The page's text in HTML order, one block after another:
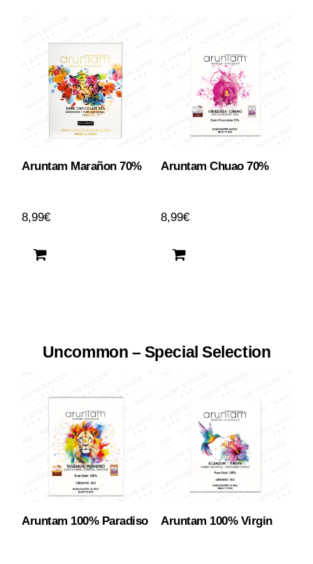
Aruntam Marañon 70%
8,99€
Aruntam Chuao 70%
8,99€
Uncommon – Special Selection
Aruntam 100% Paradiso Aruntam 100% Virgin